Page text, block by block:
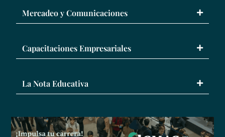
Mercadeo y Comunicaciones
Capacitaciones Empresariales
La Nota Educativa